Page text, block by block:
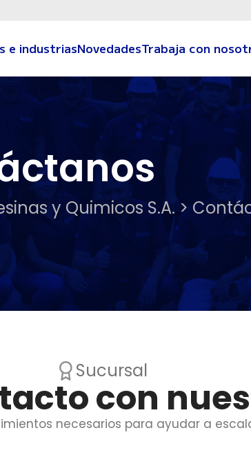
e industriasNovedadesTrabaja con
y Quimicos S.A. >
Sucursal
con
necesarios para ayudar a